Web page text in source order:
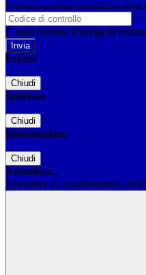
Non hai una e-mail associata al
E-mail inviata, si prega di
Errore
Chiudi
Successo
Chiudi
Informazione
Chiudi
Attendere...
Attendere il completamento